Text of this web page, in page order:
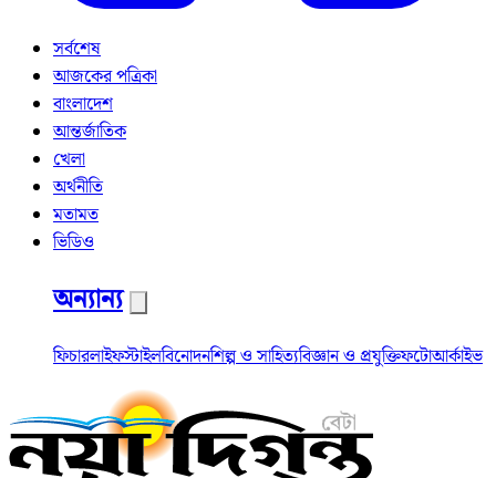
সর্বশেষ
আজকের পত্রিকা
বাংলাদেশ
আন্তর্জাতিক
খেলা
অর্থনীতি
মতামত
ভিডিও
অন্যান্য
ফিচারলাইফস্টাইলবিনোদনশিল্প ও সাহিত্যবিজ্ঞান ও প্রযুক্তিফটোআর্কাইভ